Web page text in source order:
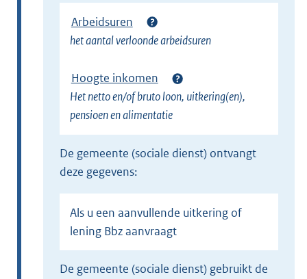
Arbeidsuren
het aantal verloonde arbeidsuren
Hoogte inkomen
Het netto en/of bruto loon, uitkering(en),
pensioen en alimentatie
de gemeente (sociale dienst) ontvangt
deze gegevens:
Als u een aanvullende uitkering of
lening Bbz aanvraagt
de gemeente (sociale dienst) gebruikt de